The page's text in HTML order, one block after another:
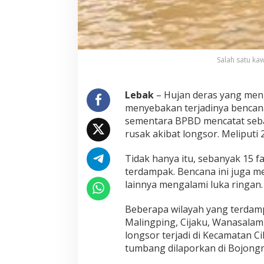
e
n
c
a
n
n
j
i
r
d
n
L
n
s
o
r
Salah satu
Lebak– Hujan deras yang
menyebakan terjadinya
sementara BPBD mencatat
rusak akibat longsor. Meliputi
Tidak hanya itu, sebanyak 15
terdampak. Bencana ini juga
lainnya mengalami luka ringan.
Beberapa wilayah yang
Malingping, Cijaku,
longsor terjadi di Kecamatan
tumbang dilaporkan di